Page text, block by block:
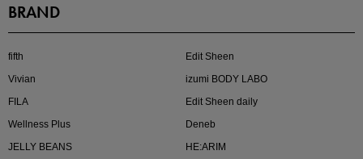
kokoさんセレクト
BRAND
fifth
Edit Sheen
Vivian
izumi BODY LABO
FILA
Edit Sheen daily
Wellness Plus
Deneb
JELLY BEANS
HE:ARIM